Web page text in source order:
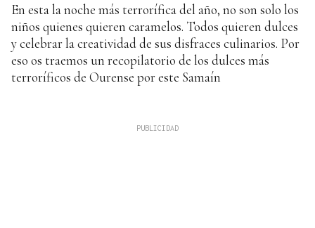
En esta la noche más terrorífica del año, no son solo los
niños quienes quieren caramelos. Todos quieren dulces
y celebrar la creatividad de sus disfraces culinarios. Por
eso os traemos un recopilatorio de los dulces más
terroríficos de Ourense por este Samaín